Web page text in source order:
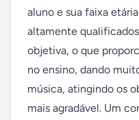
aluno e sua faixa
altamente
objetiva, o que
no ensino, dando
música, atingindo os
mais agradável. Um